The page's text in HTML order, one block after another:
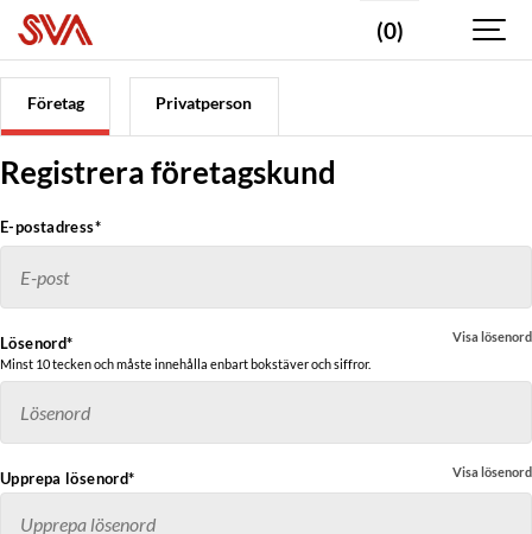
(0)
Företag Privatperson
Registrera företagskund
E-postadress*
Lösenord*
Minst 10 tecken och måste innehålla enbart bokstäver och siffror.
Visa lösenord
Upprepa lösenord* Visa lösenord